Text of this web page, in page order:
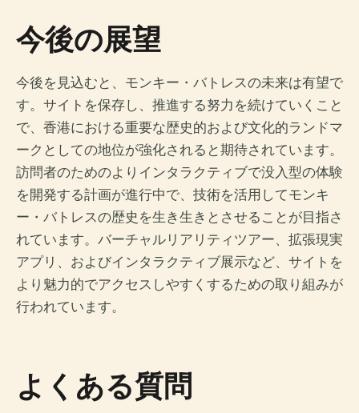
今後の展望
今後を見込むと、モンキー・バトレスの未来は有望で
す。サイトを保存し、推進する努力を続けていくこと
で、香港における重要な歴史的および文化的ランドマ
ークとしての地位が強化されると期待されています。
訪問者のためのよりインタラクティブで没入型の体験
を開発する計画が進行中で、技術を活用してモンキ
ー・バトレスの歴史を生き生きとさせることが目指さ
れています。バーチャルリアリティツアー、拡張現実
アプリ、およびインタラクティブ展示など、サイトを
より魅力的でアクセスしやすくするための取り組みが
行われています。
よくある質問